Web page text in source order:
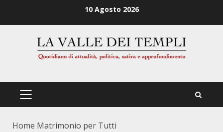
10 Agosto 2026
PRIMÄRES
Home Matrimonio per Tutti